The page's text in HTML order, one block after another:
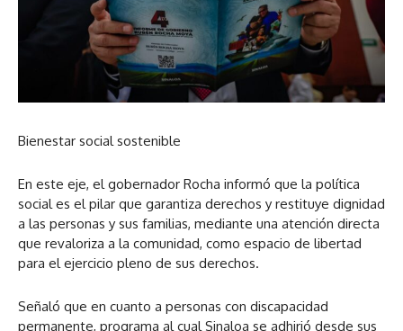
Bienestar social sostenible
En este eje, el gobernador Rocha informó que la política
social es el pilar que garantiza derechos y restituye dignidad
a las personas y sus familias, mediante una atención directa
que revaloriza a la comunidad, como espacio de libertad
para el ejercicio pleno de sus derechos.
Señaló que en cuanto a personas con discapacidad
permanente, programa al cual Sinaloa se adhirió desde sus